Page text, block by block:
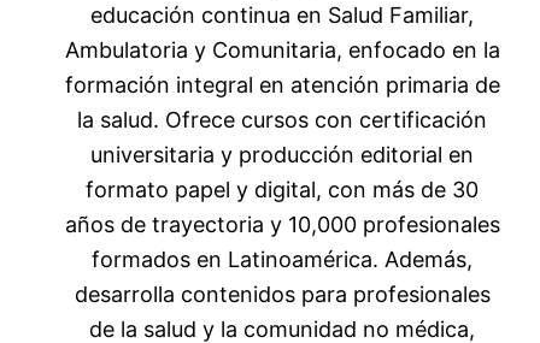
educación continua en Salud Familiar,
Ambulatoria y Comunitaria, enfocado en la
formación integral en atención primaria de
la salud. Ofrece cursos con certificación
universitaria y producción editorial en
formato papel y digital, con más de 30
años de trayectoria y 10,000 profesionales
formados en Latinoamérica. Además,
desarrolla contenidos para profesionales
de la salud y la comunidad no médica,